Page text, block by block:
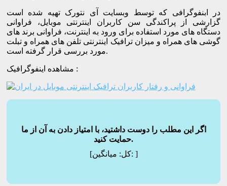
در ابنفوگرافی که توسط وبسایت آی نتورک تهیه شده است
گزارشی از پراکندگی سن کاربران اینترنتی موبایل، فراوانی
دستگاه های مورد استفاده برای ورود به اینترنت، فراوانی برند های
گوشی های همراه و میزان ترافیک اینترنتی تلفن های همراه و تبلت
مورد بررسی قرار گرفته است.
مشاهده اینفوگرافیک :
اگر این مطلب را دوست داشتید، با امتیاز دادن به آن از ما
حمایت کنید.
[کل:میانگین: ]